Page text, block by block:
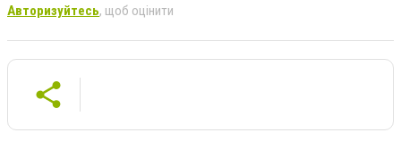
Авторизуйтесь, щоб оцінити